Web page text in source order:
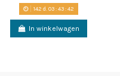
142 d. 03:43:42
In winkelwagen